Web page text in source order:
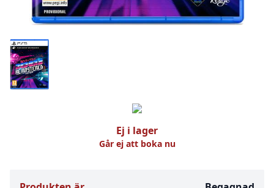
Ej i lager
Går ej att boka nu